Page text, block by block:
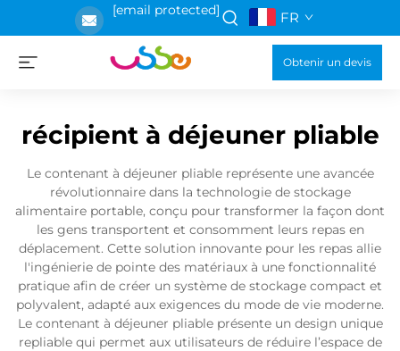
[email protected] FR
Obtenir un devis
récipient à déjeuner pliable
Le contenant à déjeuner pliable représente une avancée
révolutionnaire dans la technologie de stockage
alimentaire portable, conçu pour transformer la façon dont
les gens transportent et consomment leurs repas en
déplacement. Cette solution innovante pour les repas allie
l'ingénierie de pointe des matériaux à une fonctionnalité
pratique afin de créer un système de stockage compact et
polyvalent, adapté aux exigences du mode de vie moderne.
Le contenant à déjeuner pliable présente un design unique
repliable qui permet aux utilisateurs de réduire l’espace de